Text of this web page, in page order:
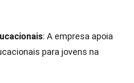
: A empresa apoia
para jovens na